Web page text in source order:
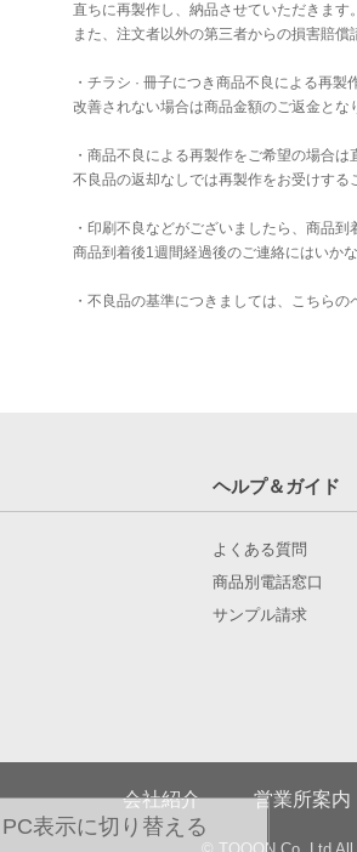
直ちに再製作し、納品させていただきま
また、注文者以外の第三者からの損害賠
・チラシ · 冊子につき商品不良による再
改善されない場合は商品金額のご返金と
・商品不良による再製作をご希望の場合
不良品の返却なしでは再製作をお受けする
・印刷不良などがございましたら、商品
商品到着後1週間経過後のご連絡にはいか
・不良品の基準につきましては、 こちらの
ヘルプ＆ガイド
よくある質問
商品別電話窓口
サンプル請求
会社紹介 営業所案内
PC表示に切り替える